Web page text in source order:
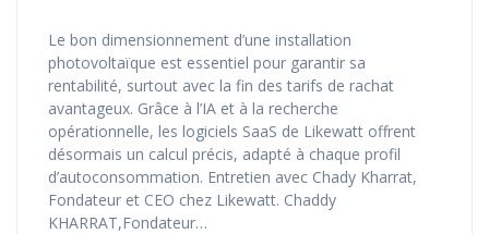
Le bon dimensionnement d’une installation
photovoltaïque est essentiel pour garantir sa
rentabilité, surtout avec la fin des tarifs de rachat
avantageux. Grâce à l’IA et à la recherche
opérationnelle, les logiciels SaaS de Likewatt offrent
désormais un calcul précis, adapté à chaque profil
d’autoconsommation. Entretien avec Chady Kharrat,
Fondateur et CEO chez Likewatt. Chaddy
KHARRAT,Fondateur…